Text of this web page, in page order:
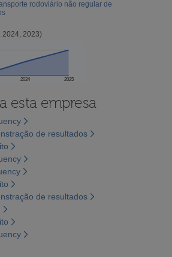
rodoviário não regular de
2024, 2023)
2024 2025
esta empresa
de resultados
de resultados